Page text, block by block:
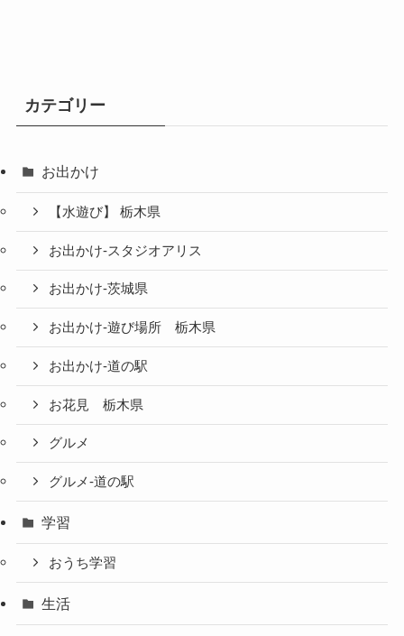
カテゴリー
お出かけ
【水遊び】 栃木県
お出かけ-スタジオアリス
お出かけ-茨城県
お出かけ-遊び場所 栃木県
お出かけ-道の駅
お花見 栃木県
グルメ
グルメ-道の駅
学習
おうち学習
生活